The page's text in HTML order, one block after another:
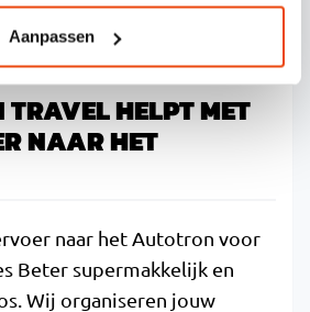
Aanpassen
die samen willen
TRAVEL HELPT MET
NAAR HET
naar het Autotron voor
Beter supermakkelijk en
Wij organiseren jouw